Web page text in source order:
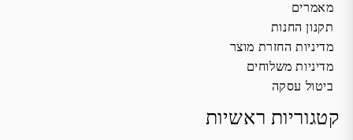
מאמרים
תקנון החנות
מדיניות החזרת מוצר
מדיניות משלוחים
ביטול עסקה
קטגוריות ראשיות